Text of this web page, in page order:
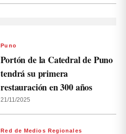
Puno
Portón de la Catedral de Puno
tendrá su primera
restauración en 300 años
21/11/2025
Red de Medios Regionales